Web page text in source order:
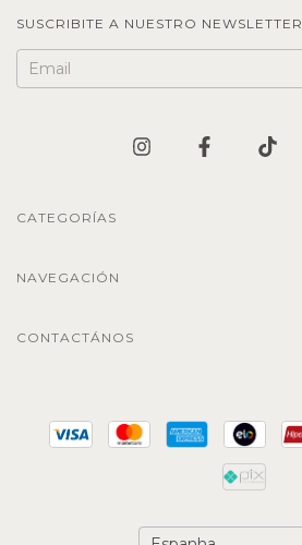
SUSCRIBITE A NUESTRO NEWSLETTER
CATEGORÍAS
NAVEGACIÓN
CONTACTÁNOS